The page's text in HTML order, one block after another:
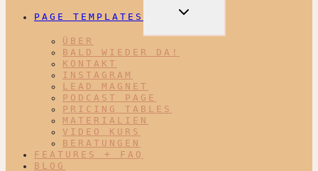
PAGE TEMPLATES
UNTERMENÜ
ÜBER
BALD WIEDER DA!
KONTAKT
INSTAGRAM
LEAD MAGNET
PODCAST PAGE
PRICING TABLES
MATERIALIEN
VIDEO KURS
BERATUNGEN
FEATURES + FAQ
BLOG